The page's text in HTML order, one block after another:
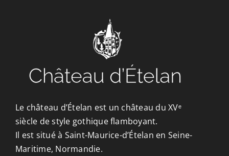
Le château d’Ételan est un château du XVᵉ
siècle de style gothique flamboyant.
Il est situé à Saint-Maurice-d’Ételan en Seine-
Maritime, Normandie.